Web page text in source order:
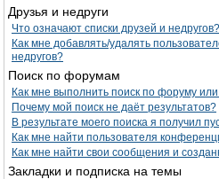
Друзья и недруги
Что означают списки друзей и недругов?
Как мне добавлять/удалять
недругов?
Поиск по форумам
Как мне выполнить поиск по форуму
Почему мой поиск не даёт результатов?
В результате моего поиска я получил
Как мне найти пользователя
Как мне найти свои сообщения и
Закладки и подписка на темы